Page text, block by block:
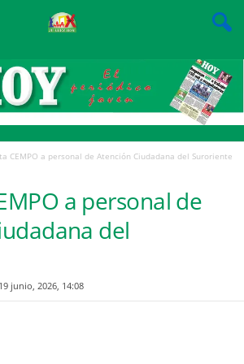
CEMPO a personal de Atención Ciudadana del Suroriente
a personal de
del
junio, 2026, 14:08